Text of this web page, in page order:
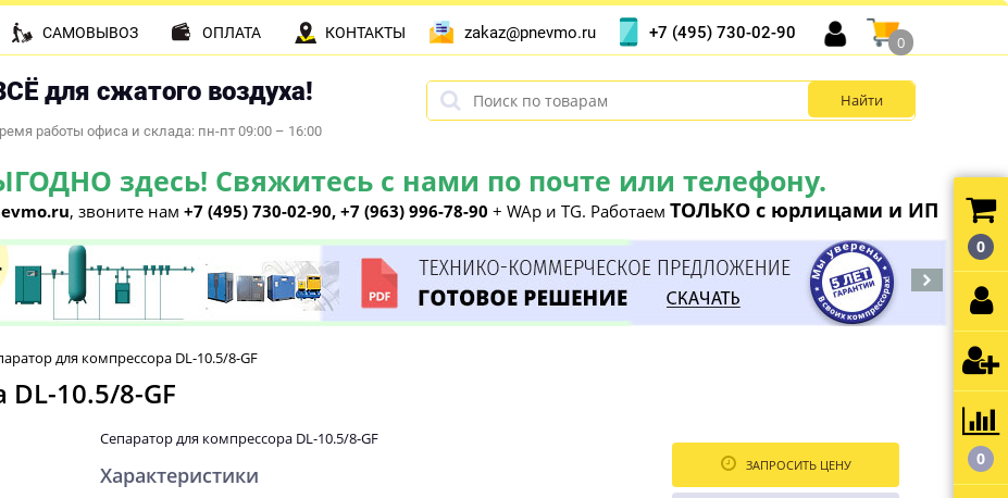
для сжатого воздуха!
работы офиса и склада: пн-пт 09:00 – 16:00
здесь! Свяжитесь с нами по почте или телефону.
, звоните нам +7 (495) 730-02-90, +7 (963) 996-78-90 + WAp и TG. Работаем ТОЛЬКО с юрлицами и ИП
САМОВЫВОЗ ОПЛАТА КОНТАКТЫ zakaz@pnevmo.ru +7 (495) 730-02-90
0
для компрессора DL-10.5/8-GF
10.5/8-GF
Сепаратор для компрессора DL-10.5/8-GF
Характеристики ЗАПРОСИТЬ ЦЕНУ 0
0